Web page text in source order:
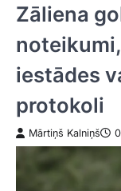
Zāliena
iestādes
protokoli
Mārtiņš Kalniņš